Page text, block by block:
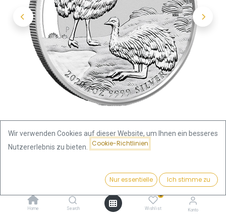
Preis:
75,32 € Kaufen
Home Search
0
Wishlist Konto
Australien Emu 1 Unze Silbermünze 2020 | differenzbesteuert
Australien Emu 1 Unze
Wir verwenden Cookies auf dieser Website, um Ihnen ein besseres
Nutzererlebnis zu bieten.
Cookie-Richtlinien
Nur essentielle Ich stimme zu